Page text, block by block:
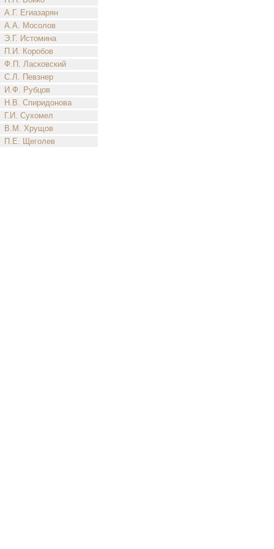
А.Г. Егиазарян
А.А. Мосолов
Э.Г. Истомина
П.И. Коробов
Ф.П. Ласковский
С.Л. Певзнер
И.Ф. Рубцов
Н.В. Спиридонова
Г.И. Сухомел
В.М. Хрущов
П.Е. Щеголев